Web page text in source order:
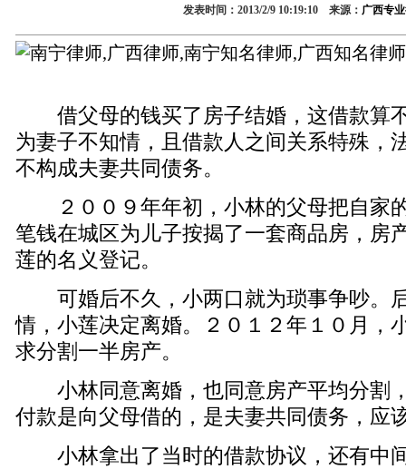
发表时间：2013/2/9 10:19:10 来源： 广西专
借父母的钱买了房子结婚，这借款算
为妻子不知情，且借款人之间关系特殊，
不构成夫妻共同债务。
２００９年年初，小林的父母把自家
笔钱在城区为儿子按揭了一套商品房，房
莲的名义登记。
可婚后不久，小两口就为琐事争吵。
情，小莲决定离婚。２０１２年１０月，
求分割一半房产。
小林同意离婚，也同意房产平均分割
付款是向父母借的，是夫妻共同债务，应
小林拿出了当时的借款协议，还有中